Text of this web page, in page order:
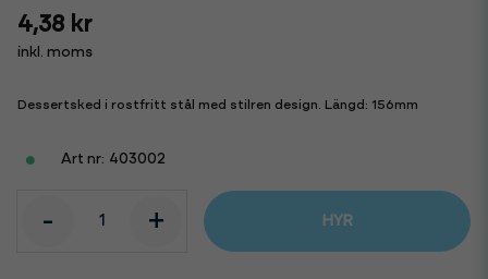
4,38 kr
inkl. moms
Dessertsked i rostfritt stål med stilren design. Längd: 156mm
403002
- + HYR